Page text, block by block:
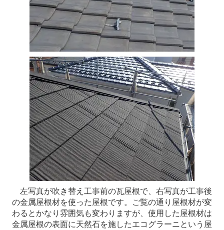
左写真が吹き替え工事前の瓦屋根で、右写真が工事後
の金属屋根材を使った屋根です。ご覧の通り屋根材が変
わるとかなり雰囲気も変わりますが、使用した屋根材は
金属屋根の表面に天然石を施したエコグラーニという屋